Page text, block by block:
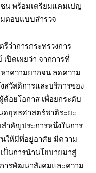
น พร้อมเตรียมแคมเปญ
ตอบแบบสำรวจ
รีว่าการกระทรวงการ
ปิดเผยว่า จากการที่
าความยากจน ลดความ
สวัสดิการและบริการของ
อยโอกาส เพื่อยกระดับ
ยุทธศาสตร์ชาติระยะ
ำคัญประการหนึ่งในการ
ให้มีที่อยู่อาศัย มีความ
ป็นการนำนโยบายมาสู่
ารพัฒนาสังคมและความ